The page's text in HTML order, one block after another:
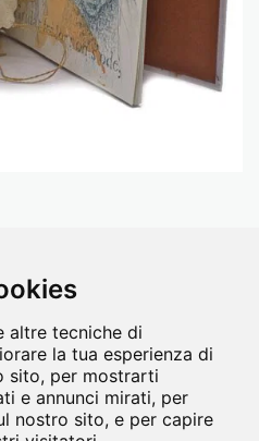
altre tecniche di
la tua esperienza di
sito, per mostrarti
e annunci mirati, per
nostro sito, e per capire
Tutti i diritti riservati
NEWS CONTATTO